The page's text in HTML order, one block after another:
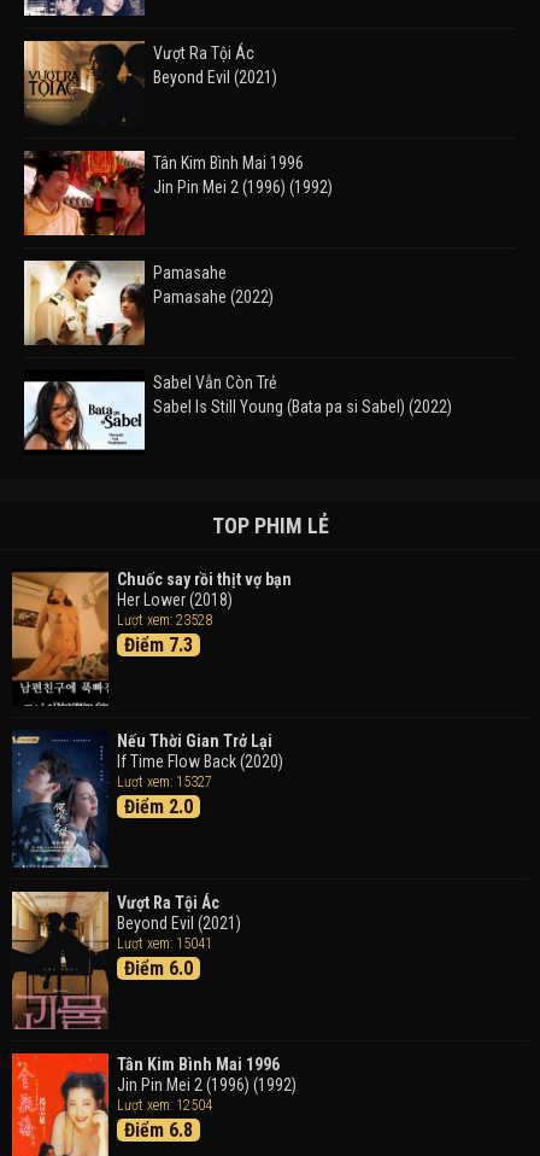
Vượt Ra Tội Ác
Beyond Evil (2021)
Tân Kim Bình Mai 1996
Jin Pin Mei 2 (1996) (1992)
Pamasahe
Pamasahe (2022)
Sabel Vẫn Còn Trẻ
Sabel Is Still Young (Bata pa si Sabel) (2022)
Takas (2024)
Thám Tử Lừng Danh Conan 26: Tàu Ngầm Sắt Màu
Đen
Detective Conan: Black Iron Submarine (2023)
Trong Tranh
Doraemon the Movie: Nobita's Art World Tales (2025)
Tháng Ngày Tươi Đẹp
TOP PHIM LẺ
Chuốc say rồi thịt vợ bạn
Her Lower (2018)
Lượt xem: 23528
Điểm 7.3
Nếu Thời Gian Trở Lại
If Time Flow Back (2020)
Lượt xem: 15327
Điểm 2.0
Vượt Ra Tội Ác
Beyond Evil (2021)
Lượt xem: 15041
Điểm 6.0
Tân Kim Bình Mai 1996
Jin Pin Mei 2 (1996) (1992)
Lượt xem: 12504
Điểm 6.8